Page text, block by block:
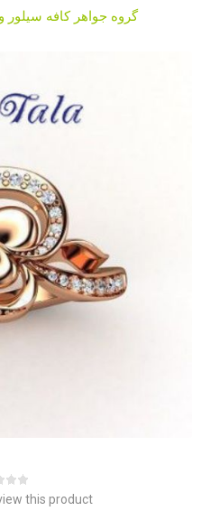
گروه جواهر کافه سیلور
this product